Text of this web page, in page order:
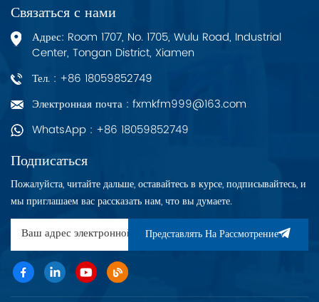
Связаться с нами
Адрес: Room 1707, No. 1705, Wulu Road, Industrial
Center, Tongan District, Xiamen
Тел. : +86 18059852749
Электронная почта : fxmkfm999@163.com
WhatsApp : +86 18059852749
Подписаться
Пожалуйста, читайте дальше, оставайтесь в курсе, подписывайтесь, и
мы приглашаем вас рассказать нам, что вы думаете.
Представлять На Рассмотрение